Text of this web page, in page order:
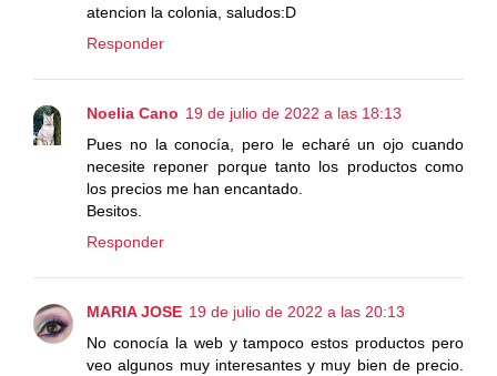
atencion la colonia, saludos:D
Responder
Noelia Cano 19 de julio de 2022 a las 18:13
Pues no la conocía, pero le echaré un ojo cuando
necesite reponer porque tanto los productos como
los precios me han encantado.
Besitos.
Responder
MARIA JOSE 19 de julio de 2022 a las 20:13
No conocía la web y tampoco estos productos pero
veo algunos muy interesantes y muy bien de precio.